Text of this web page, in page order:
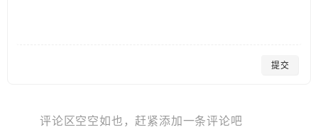
提交
评论区空空如也，赶紧添加一条评论吧